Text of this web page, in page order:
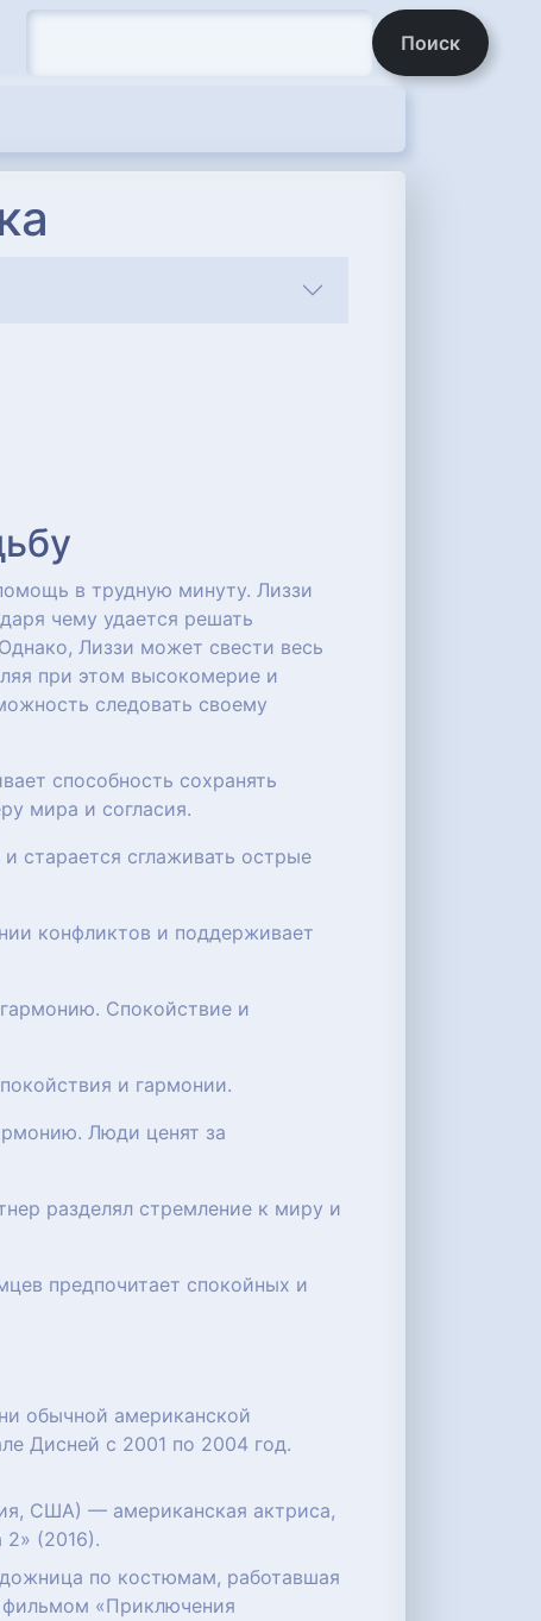
Поиск
в трудную минуту. Лиззи
чему удается решать
Лиззи может свести весь
при этом высокомерие и
следовать своему
способность сохранять
мира и согласия.
старается сглаживать острые
конфликтов и поддерживает
Спокойствие и
и гармонии.
Люди ценят за
разделял стремление к миру и
предпочитает спокойных и
обычной американской
Дисней с 2001 по 2004 год.
США) — американская актриса,
(2016).
по костюмам, работавшая
фильмом «Приключения